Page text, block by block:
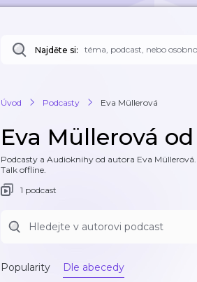
Najděte si:
Úvod Podcasty Eva Müllerová
Eva Müllerová od
Podcasty a Audioknihy od autora Eva
Talk offline.
1 podcast
Popularity Dle abecedy